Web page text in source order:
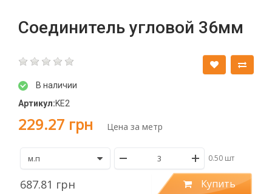
Соединитель угловой 36мм
В наличии
Артикул:KE2
229.27 грн Цена за метр
0.50 шт
687.81 грн Купить